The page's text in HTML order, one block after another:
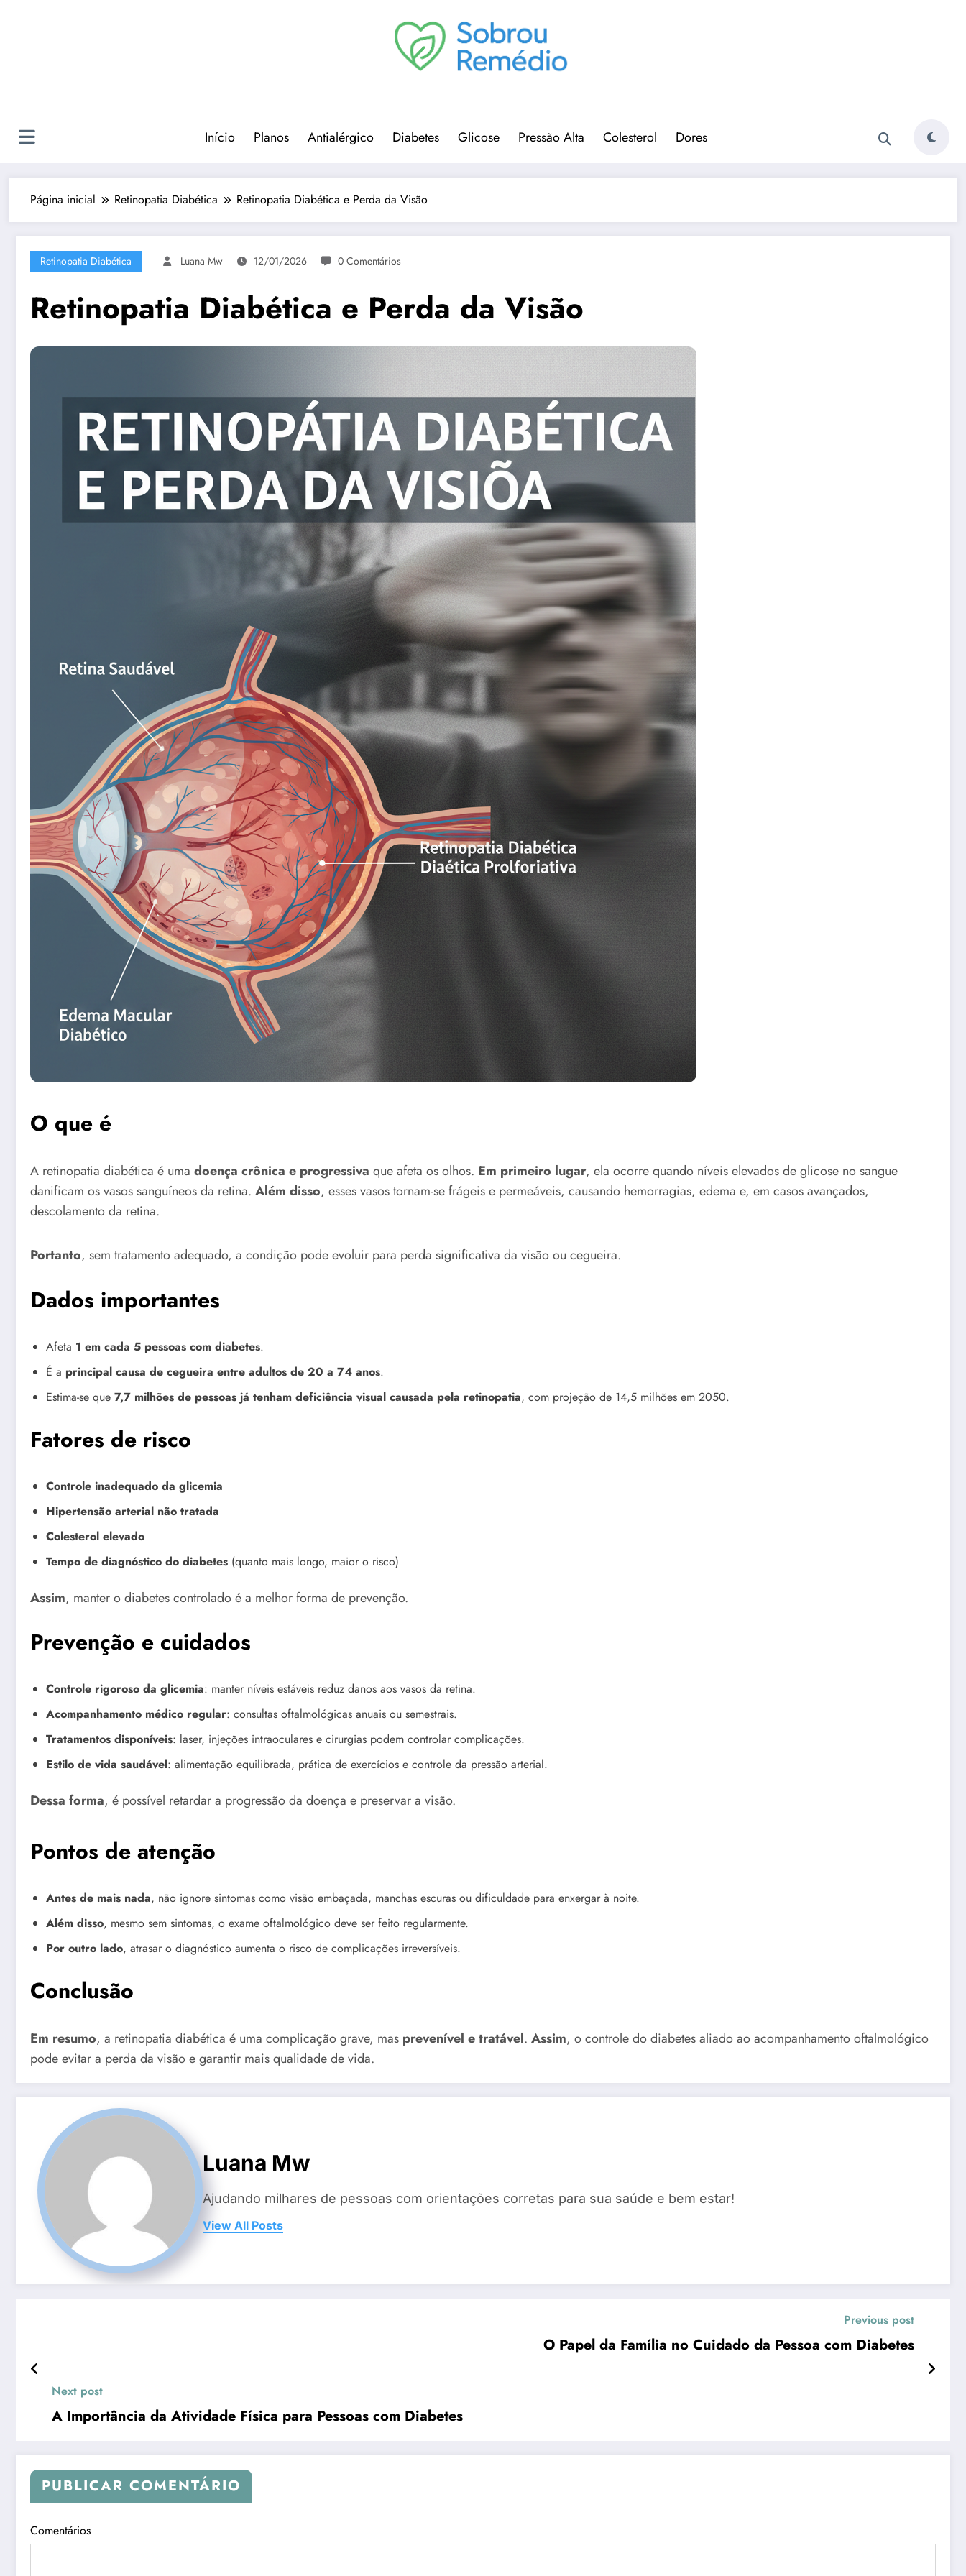
Início Planos Antialérgico Diabetes Glicose Pressão Alta Colesterol Dores
Página inicial Retinopatia Diabética Retinopatia Diabética e Perda da Visão
Retinopatia Diabética Luana Mw 12/01/2026 0 Comentários
Retinopatia Diabética e Perda da Visão
O que é
A retinopatia diabética é uma doença crônica e progressiva que afeta os olhos. Em primeiro lugar, ela ocorre quando níveis elevados de glicose no sangue
danificam os vasos sanguíneos da retina. Além disso, esses vasos tornam-se frágeis e permeáveis, causando hemorragias, edema e, em casos avançados,
descolamento da retina.
Portanto, sem tratamento adequado, a condição pode evoluir para perda significativa da visão ou cegueira.
Dados importantes
Afeta 1 em cada 5 pessoas com diabetes.
É a principal causa de cegueira entre adultos de 20 a 74 anos.
Estima-se que 7,7 milhões de pessoas já tenham deficiência visual causada pela retinopatia, com projeção de 14,5 milhões em 2050.
Fatores de risco
Controle inadequado da glicemia
Hipertensão arterial não tratada
Colesterol elevado
Tempo de diagnóstico do diabetes (quanto mais longo, maior o risco)
Assim, manter o diabetes controlado é a melhor forma de prevenção.
Prevenção e cuidados
Controle rigoroso da glicemia: manter níveis estáveis reduz danos aos vasos da retina.
Acompanhamento médico regular: consultas oftalmológicas anuais ou semestrais.
Tratamentos disponíveis: laser, injeções intraoculares e cirurgias podem controlar complicações.
Estilo de vida saudável: alimentação equilibrada, prática de exercícios e controle da pressão arterial.
Dessa forma, é possível retardar a progressão da doença e preservar a visão.
Pontos de atenção
Antes de mais nada, não ignore sintomas como visão embaçada, manchas escuras ou dificuldade para enxergar à noite.
Além disso, mesmo sem sintomas, o exame oftalmológico deve ser feito regularmente.
Por outro lado, atrasar o diagnóstico aumenta o risco de complicações irreversíveis.
Conclusão
Em resumo, a retinopatia diabética é uma complicação grave, mas prevenível e tratável. Assim, o controle do diabetes aliado ao acompanhamento oftalmológico
pode evitar a perda da visão e garantir mais qualidade de vida.
Luana Mw
Ajudando milhares de pessoas com orientações corretas para sua saúde e bem estar!
View All Posts
Previous post
O Papel da Família no Cuidado da Pessoa com Diabetes
Next post
A Importância da Atividade Física para Pessoas com Diabetes
PUBLICAR COMENTÁRIO
Comentários